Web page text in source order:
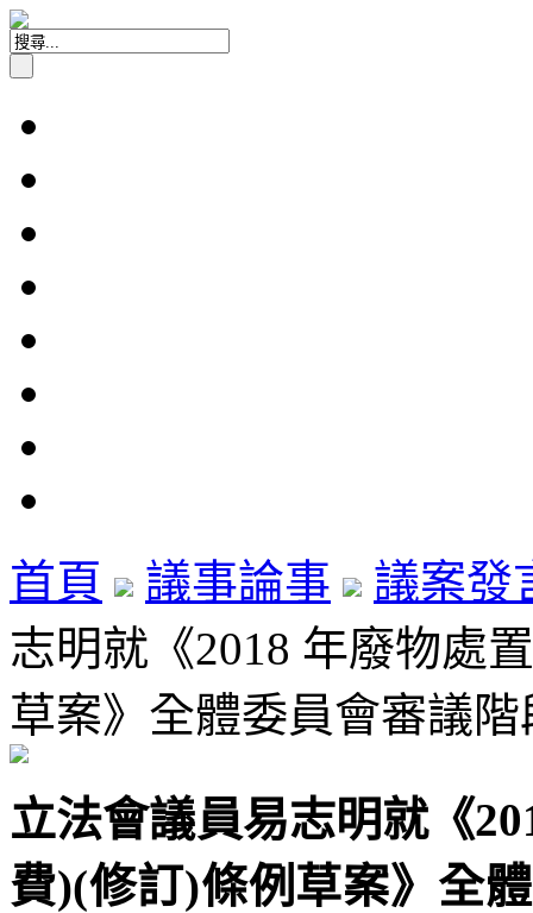
首頁 議事論事
議案發
志明就《2018 年廢物處
草案》全體委員會審議
立法會議員易志明就《
費)(修訂)條例草案》全